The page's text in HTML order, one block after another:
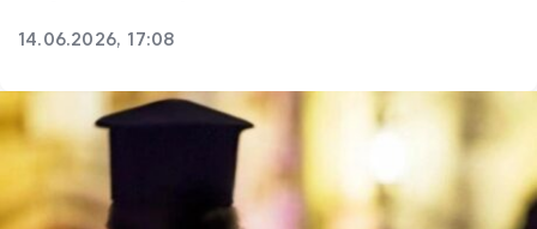
14.06.2026, 17:08